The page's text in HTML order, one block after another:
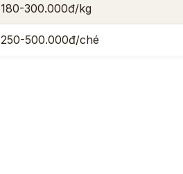
180-300.000đ/kg
250-500.000đ/ché